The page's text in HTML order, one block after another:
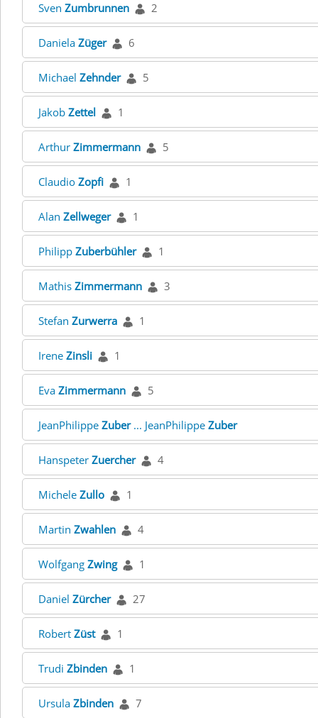
Sven Zumbrunnen 2
Daniela Züger 6
Michael Zehnder 5
Jakob Zettel 1
Arthur Zimmermann 5
Claudio Zopfi 1
Alan Zellweger 1
Philipp Zuberbühler 1
Mathis Zimmermann 3
Stefan Zurwerra 1
Irene Zinsli 1
Eva Zimmermann 5
JeanPhilippe Zuber... JeanPhilippe Zuber
Hanspeter Zuercher 4
Michele Zullo 1
Martin Zwahlen 4
Wolfgang Zwing 1
Daniel Zürcher 27
Robert Züst 1
Trudi Zbinden 1
Ursula Zbinden 7